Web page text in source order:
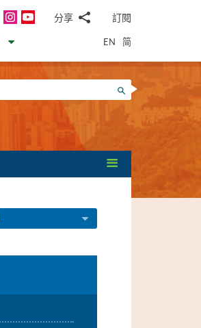
InstagramYouTube分享
郵WhatsApp
微
信
面
書Twitter
LinkedIn
微
訂閱
EN 简
搜尋